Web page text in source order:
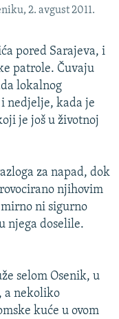
2. avgust 2011.
pored Sarajeva, i
patrole. Čuvaju
lokalnog
nedjelje, kada je
je još u životnoj
za napad, dok
njihovim
ni sigurno
njega doselile.
selom Osenik, u
a nekoliko
kuće u ovom